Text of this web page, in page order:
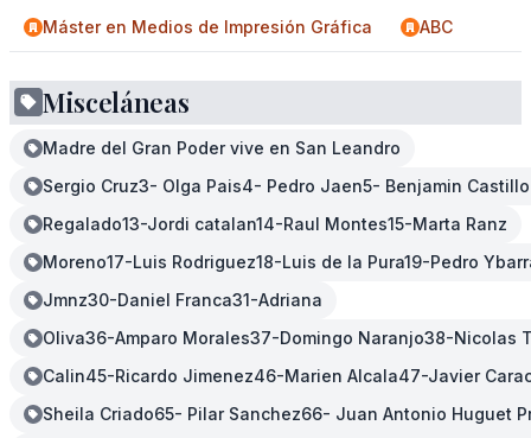
Máster en Medios de Impresión Gráfica
ABC
Misceláneas
Madre del Gran Poder vive en San Leandro
Sergio Cruz3- Olga Pais4- Pedro Jaen5- Benjamin
Regalado13-Jordi catalan14-Raul Montes15-Marta Ranz
Moreno17-Luis Rodriguez18-Luis de la Pura19-Pedro
Jmnz30-Daniel Franca31-Adriana
Oliva36-Amparo Morales37-Domingo Naranjo38-Nicolas
Calin45-Ricardo Jimenez46-Marien Alcala47-Javier
Sheila Criado65- Pilar Sanchez66- Juan Antonio Huguet